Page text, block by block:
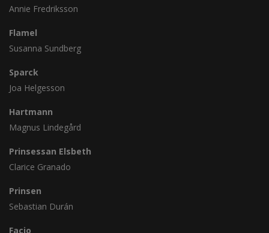
Annie Fredriksson
Flamel
Susanna Sundberg
Sparck
Joa Helgesson
Hartmann
Magnus Lindegård
Prinsessan Elsbeth
Clarice Granado
Prinsen
Sebastian Durán
Facio